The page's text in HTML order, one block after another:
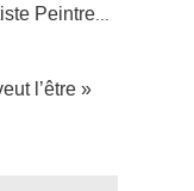
Peintre...
l’être »